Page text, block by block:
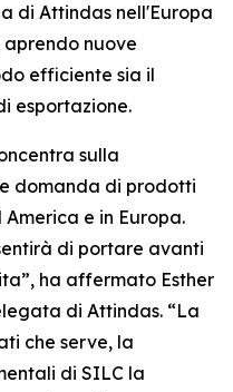
di Attindas nell'Europa
nuove
efficiente sia il
esportazione.
sulla
domanda di prodotti
America e in Europa.
di portare avanti
ha affermato Esther
di Attindas. “La
che serve, la
di SILC la